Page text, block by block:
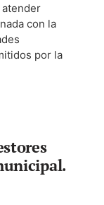
atender
con la
por la